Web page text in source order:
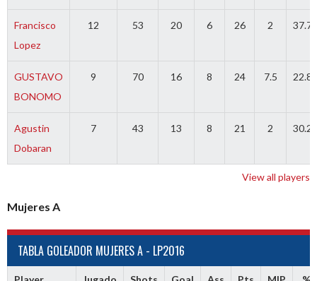
Francisco
Lopez
12 53 20 6 26 2 37.74
GUSTAVO
BONOMO
9 70 16 8 24 7.5 22.86
Agustin
Dobaran
7 43 13 8 21 2 30.23
View all players
Mujeres A
TABLA GOLEADOR MUJERES A - LP2016